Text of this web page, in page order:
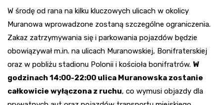
W środę od rana na kilku kluczowych ulicach w okolicy
Muranowa wprowadzone zostaną szczególne ograniczenia.
Zakaz zatrzymywania się i parkowania pojazdów będzie
obowiązywał m.in. na ulicach Muranowskiej, Bonifraterskiej
oraz w pobliżu stadionu Polonii i kościoła bonifratrów. W
godzinach 14:00-22:00 ulica Muranowska zostanie
całkowicie wyłączona z ruchu, co wymusi objazdy dla